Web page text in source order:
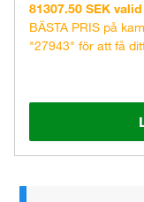
81307.50 SEK
BÄSTA PRIS på
"27943" för att få